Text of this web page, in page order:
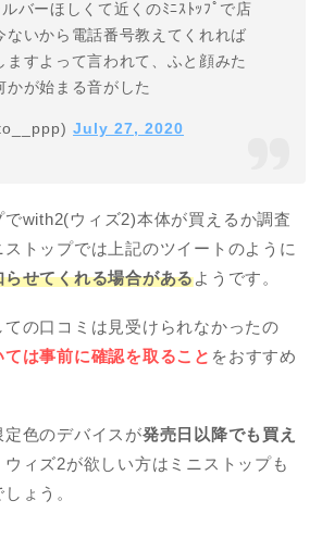
バーほしくて近くのﾐﾆｽﾄｯﾌﾟで店
ないから電話番号教えてくれれば
ますよって言われて、ふと顔みた
かが始まる音がした
July 27, 2020
with2(ウィズ2)本体が買えるか調査
トップでは上記のツイートのように
せてくれる場合があるようです。
ての口コミは見受けられなかったの
は事前に確認を取ること をおすすめ
定色のデバイスが発売日以降でも買え
ウィズ2が欲しい方はミニストップも
ょう。